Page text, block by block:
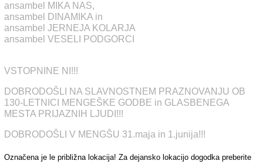
ansambel MIKA NAS,
ansambel DINAMIKA in
ansambel JERNEJA KOLARJA
ansambel VESELI PODGORCI
VSTOPNINE NI!!!
DOBRODOŠLI NA SLAVNOSTNEM PRAZNOVANJU OB
130-LETNICI MENGEŠKE GODBE in GLASBENEGA
MESTA PRIJAZNIH LJUDI!!!
DOBRODOŠLI V MENGŠU 31.maja in 1.junija!!!
Označena je le približna lokacija! Za dejansko lokacijo dogodka preberite